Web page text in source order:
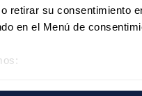
retirar su consentimiento
en el Menú de